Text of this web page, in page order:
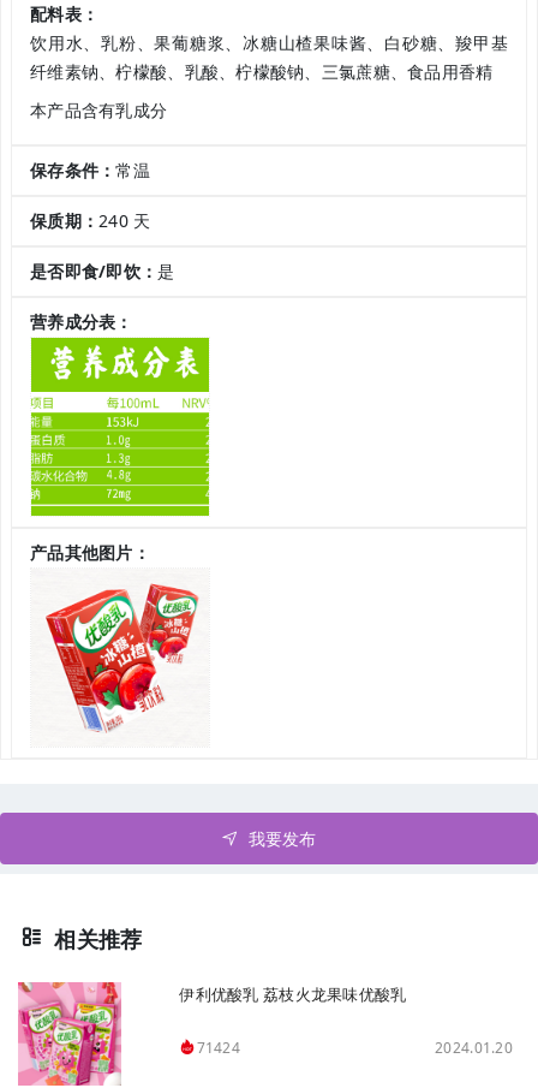
配料表：
饮用水、乳粉、果葡糖浆、冰糖山楂果味酱、白砂糖、羧甲基
纤维素钠、柠檬酸、乳酸、柠檬酸钠、三氯蔗糖、食品用香精
本产品含有乳成分
保存条件：常温
保质期：240 天
是否即食/即饮：是
营养成分表：
产品其他图片：
我要发布
相关推荐
伊利优酸乳 荔枝火龙果味优酸乳
71424 2024.01.20